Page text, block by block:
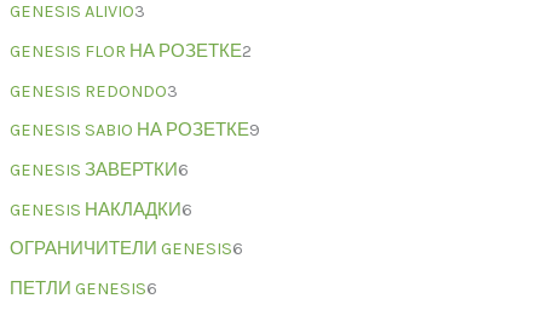
GENESIS ALIVIO3
GENESIS FLOR НА РОЗЕТКЕ2
GENESIS REDONDO3
GENESIS SABIO НА РОЗЕТКЕ9
GENESIS ЗАВЕРТКИ6
GENESIS НАКЛАДКИ6
ОГРАНИЧИТЕЛИ GENESIS6
ПЕТЛИ GENESIS6